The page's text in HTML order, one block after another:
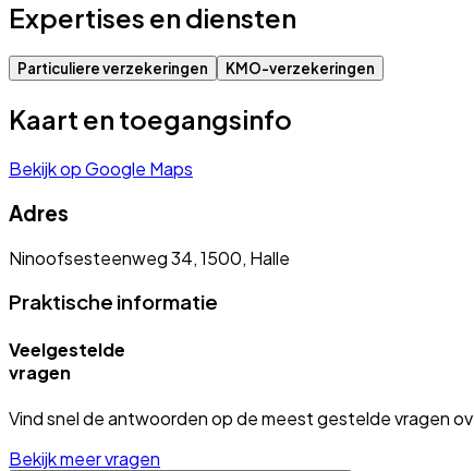
Expertises en diensten
Particuliere verzekeringen KMO-verzekeringen
Kaart en toegangsinfo
Bekijk op Google Maps
Adres
Ninoofsesteenweg 34, 1500, Halle
Praktische informatie
Veelgestelde
vragen
Vind snel de antwoorden op de meest gestelde vragen
Bekijk meer vragen